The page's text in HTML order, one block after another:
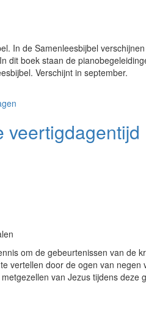
In de Samenleesbijbel
dit boek staan de
Verschijnt in september.
veertigdagentijd
om de gebeurtenissen van de
vertellen door de ogen van negen
van Jezus tijdens deze